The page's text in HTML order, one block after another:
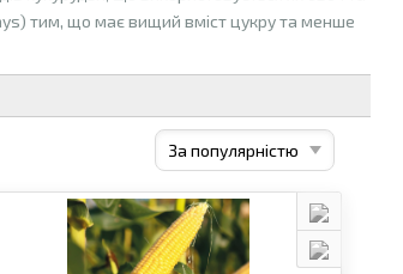
тим, що має вищий вміст цукру та менше